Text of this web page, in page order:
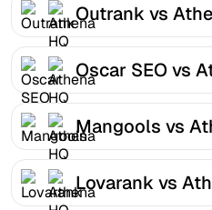
Outrank vs
Oscar SEO vs
Mangools vs
Lovarank vs